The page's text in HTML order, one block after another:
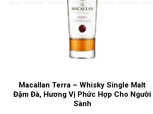
Macallan Terra – Whisky Single Malt
Đậm Đà, Hương Vị Phức Hợp Cho Người
Sành